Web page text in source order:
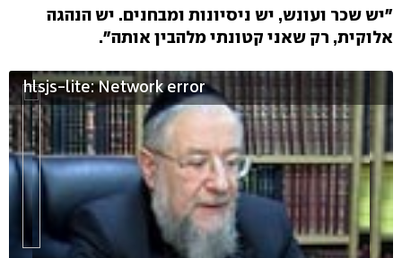
"יש שכר ועונש, יש ניסיונות ומבחנים. יש הנהגה
אלוקית, רק שאני קטונתי מלהבין אותה".
hlsjs-lite: Network error